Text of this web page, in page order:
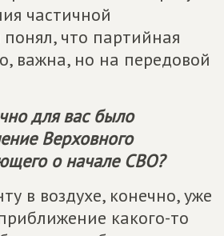
частичной
что партийная
важна, но на передовой
для вас было
Верховного
о начале СВО?
в воздухе, конечно, уже
какого-то